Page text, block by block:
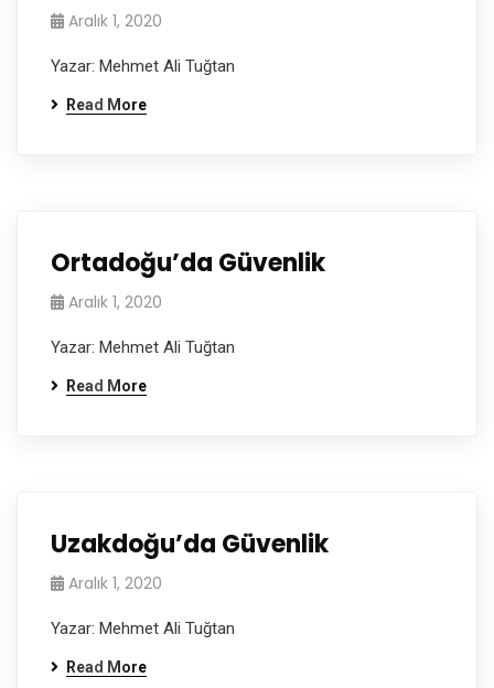
Aralık 1, 2020
Yazar: Mehmet Ali Tuğtan
Read More
Ortadoğu’da Güvenlik
Aralık 1, 2020
Yazar: Mehmet Ali Tuğtan
Read More
Uzakdoğu’da Güvenlik
Aralık 1, 2020
Yazar: Mehmet Ali Tuğtan
Read More